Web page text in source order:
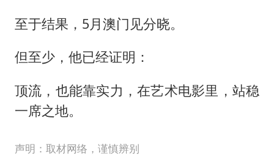
至于结果，5月澳门见分晓。
但至少，他已经证明：
顶流，也能靠实力，在艺术电影里，站稳
一席之地。
声明：取材网络，谨慎辨别